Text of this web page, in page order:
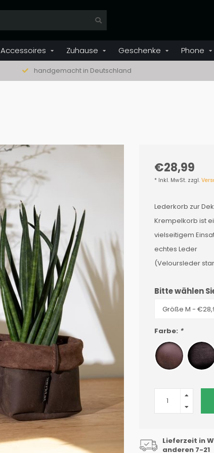
Accessoires Zuhause Geschenke Phone
handgemacht in Deutschland
€28,99
* Inkl. MwSt. zzgl.
Lederkorb zur
Krempelkorb ist
vielseitigem
echtes Leder
(Veloursleder
Bitte wählen
Farbe: *
Lieferzeit in
anderen 7-21